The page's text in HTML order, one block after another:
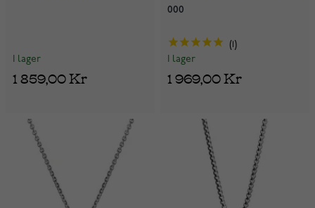
I lager
1 859,00 Kr
000
I lager
1 969,00 Kr